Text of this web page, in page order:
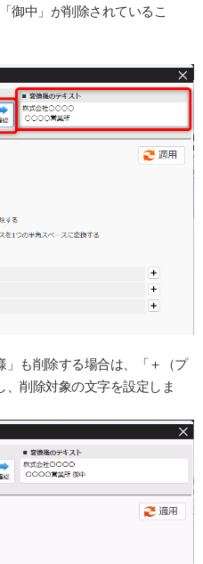
御中」が削除されているこ
も削除する場合は、「＋（プ
削除対象の文字を設定しま